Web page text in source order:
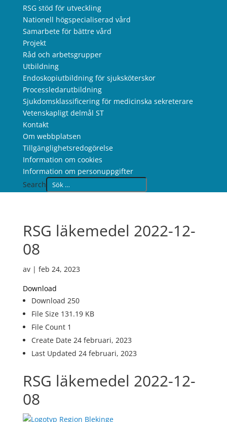
RSG stöd för utveckling
Nationell högspecialiserad vård
Samarbete för bättre vård
Projekt
Råd och arbetsgrupper
Utbildning
Endoskopiutbildning för sjuksköterskor
Processledarutbildning
Sjukdomsklassificering för medicinska sekreterare
Vetenskapligt delmål ST
Kontakt
Om webbplatsen
Tillgänglighetsredogörelse
Information om cookies
Information om personuppgifter
Search
RSG läkemedel 2022-12-
08
av | feb 24, 2023
Download
Download 250
File Size 131.19 KB
File Count 1
Create Date 24 februari, 2023
Last Updated 24 februari, 2023
RSG läkemedel 2022-12-
08